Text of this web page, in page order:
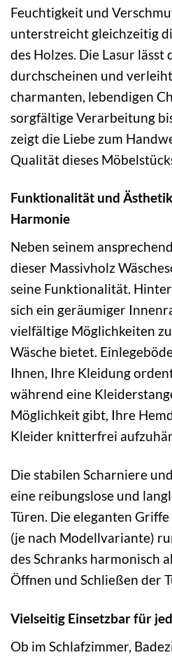
Feuchtigkeit und
unterstreicht gleichzeitig
des Holzes. Die Lasur lässt
durchscheinen und
charmanten, lebendigen
sorgfältige Verarbeitung
zeigt die Liebe zum
Qualität dieses
Funktionalität und
Harmonie
Neben seinem
dieser Massivholz
seine Funktionalität.
sich ein geräumiger
vielfältige Möglichkeiten
Wäsche bietet.
Ihnen, Ihre Kleidung
während eine
Möglichkeit gibt, Ihre
Kleider knitterfrei
Die stabilen Scharniere
eine reibungslose und
Türen. Die eleganten
(je nach Modellvariante)
des Schranks harmonisch
Öffnen und Schließen der
Vielseitig Einsetzbar für
Ob im Schlafzimmer,